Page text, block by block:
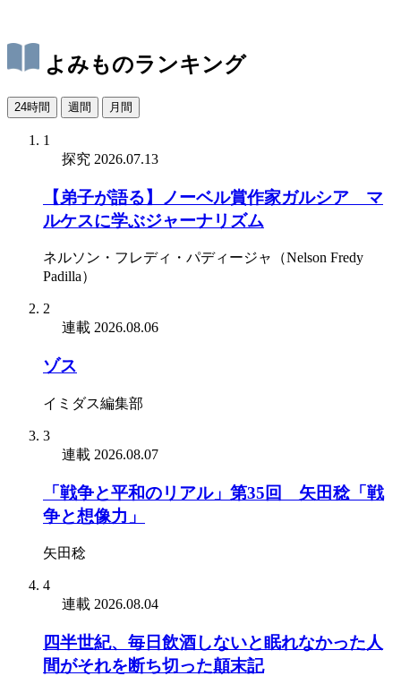
よみものランキング
24時間 週間 月間
1
探究 2026.07.13
【弟子が語る】ノーベル賞作家ガルシア゠マ
ルケスに学ぶジャーナリズム
ネルソン・フレディ・パディージャ（Nelson Fredy
Padilla）
2
連載 2026.08.06
ゾス
イミダス編集部
3
連載 2026.08.07
「戦争と平和のリアル」第35回 矢田稔「戦
争と想像力」
矢田稔
4
連載 2026.08.04
四半世紀、毎日飲酒しないと眠れなかった人
間がそれを断ち切った顛末記